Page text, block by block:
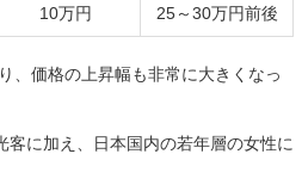
10万円 25～30万円前後
、価格の上昇幅も非常に大きくなっ
客に加え、日本国内の若年層の女性に